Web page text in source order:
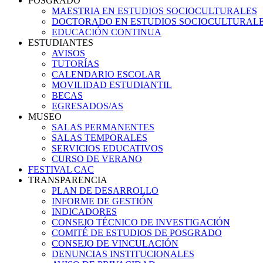
MAESTRIA EN ESTUDIOS SOCIOCULTURALES
DOCTORADO EN ESTUDIOS
EDUCACIÓN CONTINUA
ESTUDIANTES
AVISOS
TUTORÍAS
CALENDARIO ESCOLAR
MOVILIDAD ESTUDIANTIL
BECAS
EGRESADOS/AS
MUSEO
SALAS PERMANENTES
SALAS TEMPORALES
SERVICIOS EDUCATIVOS
CURSO DE VERANO
FESTIVAL CAC
TRANSPARENCIA
PLAN DE DESARROLLO
INFORME DE GESTIÓN
INDICADORES
CONSEJO TÉCNICO DE INVESTIGACIÓN
COMITÉ DE ESTUDIOS DE POSGRADO
CONSEJO DE VINCULACIÓN
DENUNCIAS INSTITUCIONALES